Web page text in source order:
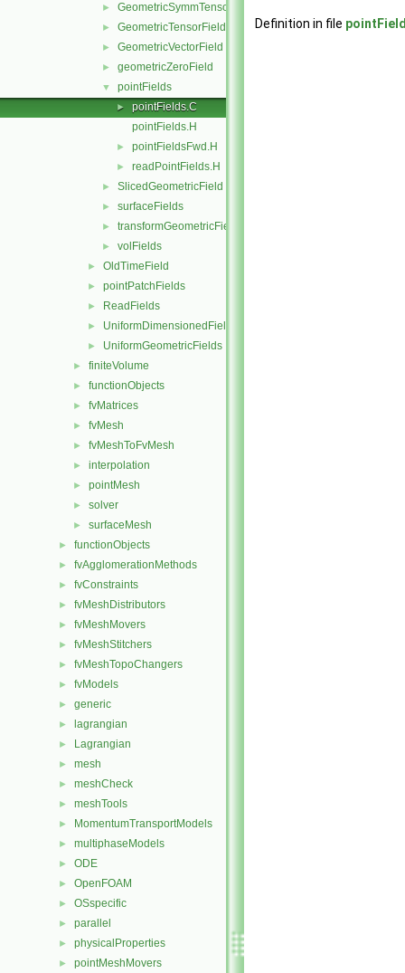
► GeometricSymmTensorField
► GeometricTensorField
► GeometricVectorField
► geometricZeroField
▼ pointFields
►
pointFields.C
pointFields.H
► pointFieldsFwd.H
► readPointFields.H
► SlicedGeometricField
► surfaceFields
► transformGeometricField
► volFields
► OldTimeField
► pointPatchFields
► ReadFields
► UniformDimensionedFields
► UniformGeometricFields
► finiteVolume
► functionObjects
► fvMatrices
► fvMesh
► fvMeshToFvMesh
► interpolation
► pointMesh
► solver
► surfaceMesh
► functionObjects
► fvAgglomerationMethods
► fvConstraints
► fvMeshDistributors
► fvMeshMovers
► fvMeshStitchers
► fvMeshTopoChangers
► fvModels
► generic
► lagrangian
► Lagrangian
► mesh
► meshCheck
► meshTools
► MomentumTransportModels
► multiphaseModels
► ODE
► OpenFOAM
► OSspecific
► parallel
► physicalProperties
► pointMeshMovers
Definition in file